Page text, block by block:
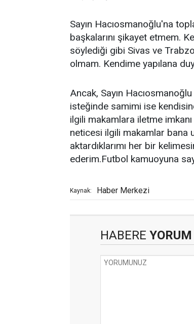
Sayın Hacıosmanoğlu'na
başkalarını şikayet etmem.
söylediği gibi Sivas ve
olmam. Kendime yapılana
Ancak, Sayın
isteğinde samimi ise
ilgili makamlara iletme
neticesi ilgili makamlar bana
aktardıklarımı her bir
ederim.Futbol kamuoyuna
Kaynak: Haber Merkezi
HABERE